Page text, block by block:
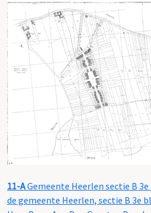
11-AGemeente Heerlen sectie B
de gemeente Heerlen, sectie B 3e